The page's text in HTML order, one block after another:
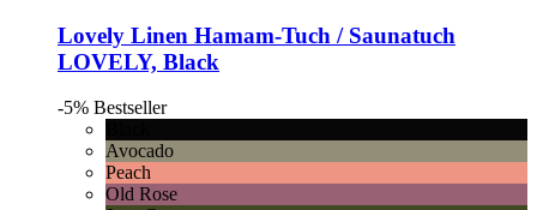
Lovely Linen Hamam-​Tuch / Saunatuch
LOVELY, Black
-5% Bestseller
Avocado
Peach
Old Rose